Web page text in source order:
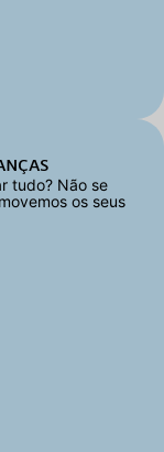
tudo? Não se
os seus